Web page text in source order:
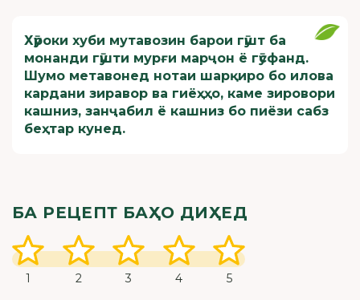
Хӯроки хуби мутавозин барои гӯшт ба
монанди гӯшти мурғи марҷон ё гӯсфанд.
Шумо метавонед нотаи шарқиро бо илова
кардани зиравор ва гиёҳҳо, каме зировори
кашниз, занҷабил ё кашниз бо пиёзи сабз
беҳтар кунед.
БА РЕЦЕПТ БАҲО ДИҲЕД
1 2 3 4 5